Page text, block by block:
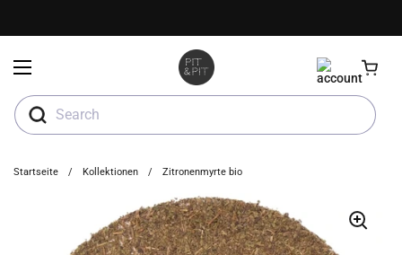
Search
Menü öffnen
Startseite / Kollektionen / Zitronenmyrte bio